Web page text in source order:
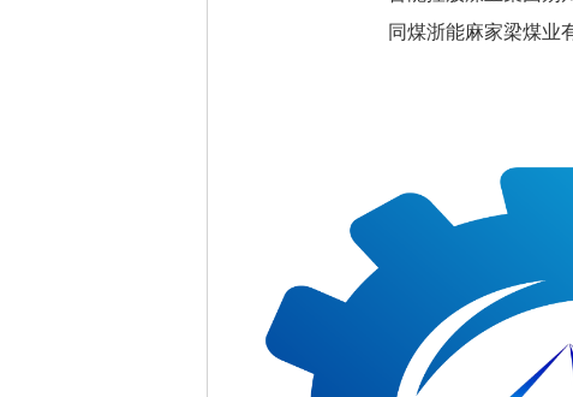
同煤浙能麻家梁煤业有限